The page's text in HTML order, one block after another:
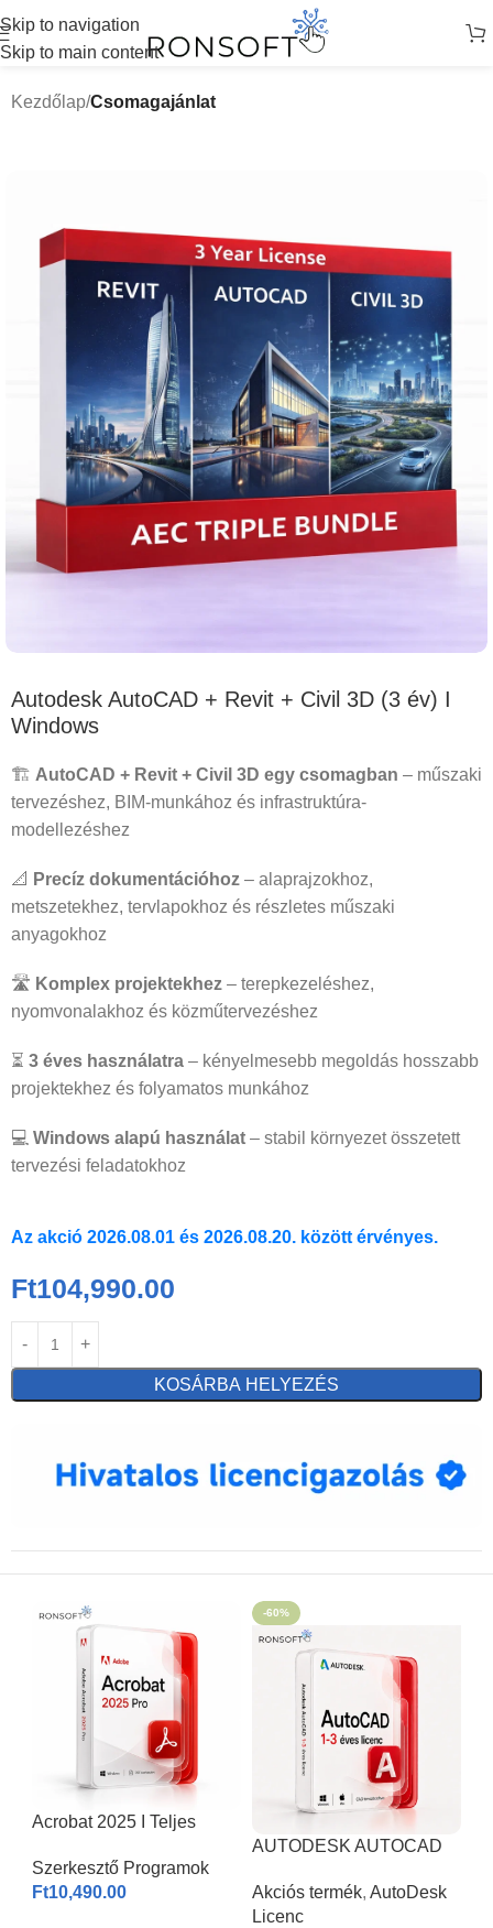
Skip to navigation
Skip to main content
Kezdőlap Csomagajánlat
Autodesk AutoCAD + Revit + Civil 3D (3 év) I
Windows
🏗️ AutoCAD + Revit + Civil 3D egy csomagban – műszaki
tervezéshez, BIM-munkához és infrastruktúra-
modellezéshez
📐 Precíz dokumentációhoz – alaprajzokhoz,
metszetekhez, tervlapokhoz és részletes műszaki
anyagokhoz
🛣️ Komplex projektekhez – terepkezeléshez,
nyomvonalakhoz és közműtervezéshez
⏳ 3 éves használatra – kényelmesebb megoldás hosszabb
projektekhez és folyamatos munkához
💻 Windows alapú használat – stabil környezet összetett
tervezési feladatokhoz
Az akció 2026.08.01 és 2026.08.20. között érvényes.
Ft104,990.00
KOSÁRBA HELYEZÉS
Acrobat 2025 I Teljes
Szerkesztő Programok
Ft10,490.00
-60%
AUTODESK AUTOCAD
1-3 éves licenc I
Akciós termék, AutoDesk
Licenc